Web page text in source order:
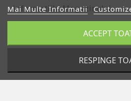
Informatiile Magazinului
Mai Multe Informatii
RESPINGE
ACCEPT